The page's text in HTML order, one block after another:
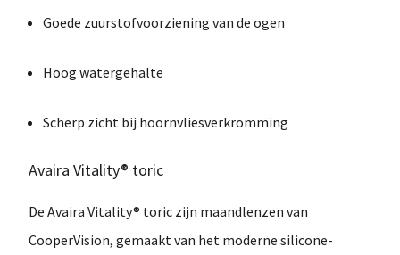
Goede zuurstofvoorziening van de ogen
Hoog watergehalte
Scherp zicht bij hoornvliesverkromming
Avaira Vitality® toric
De Avaira Vitality® toric zijn maandlenzen van
CooperVision, gemaakt van het moderne silicone-